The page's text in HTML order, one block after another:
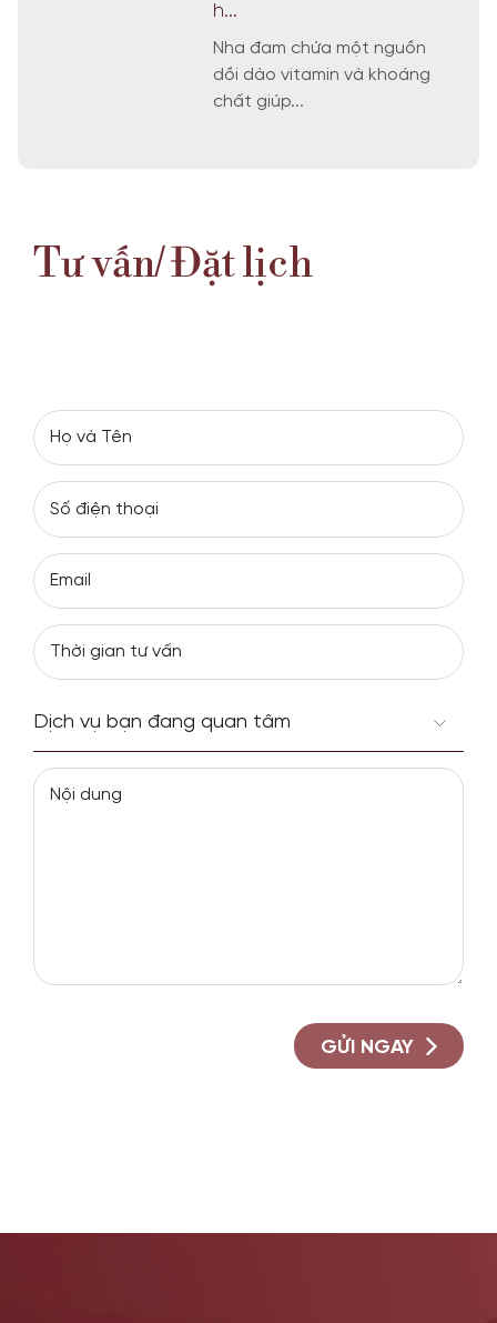
h...
Nha đam chứa một nguồn
dồi dào vitamin và khoáng
chất giúp...
Tư vấn/ Đặt lịch
GỬI NGAY